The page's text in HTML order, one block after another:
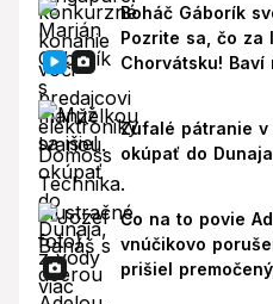
Boháč Gáborík
Pozrite sa, čo za
Chorvátsku! Baví
Zúfalé pátranie v
okúpať do
Čo na to povie
vnúčikovo
prišiel